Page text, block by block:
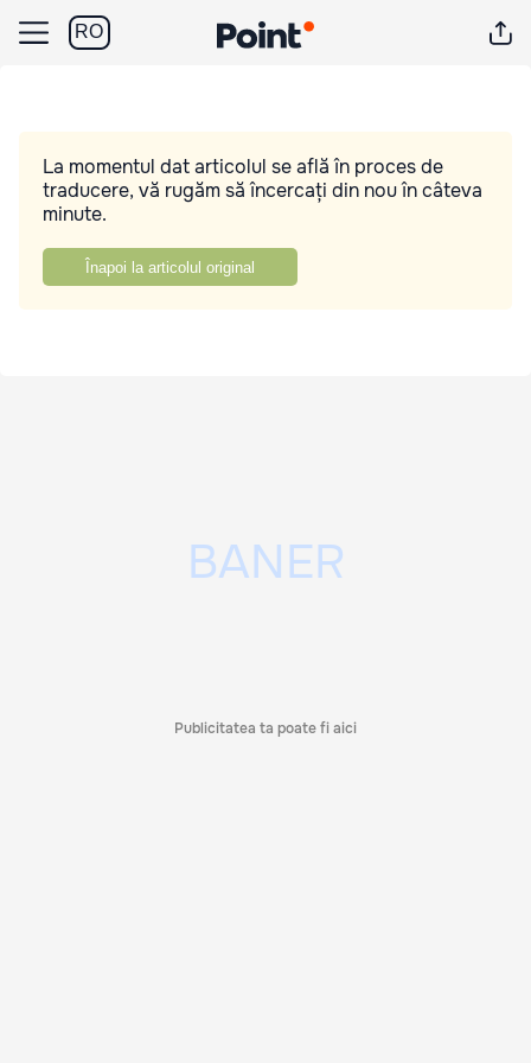
RO
La momentul dat articolul se află în proces de
traducere, vă rugăm să încercați din nou în câteva
minute.
Înapoi la articolul original
Publicitatea ta poate fi aici